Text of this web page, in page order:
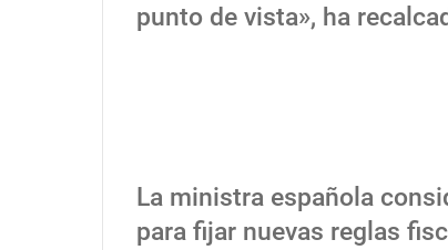
punto de vista», ha
La ministra española
para fijar nuevas reglas